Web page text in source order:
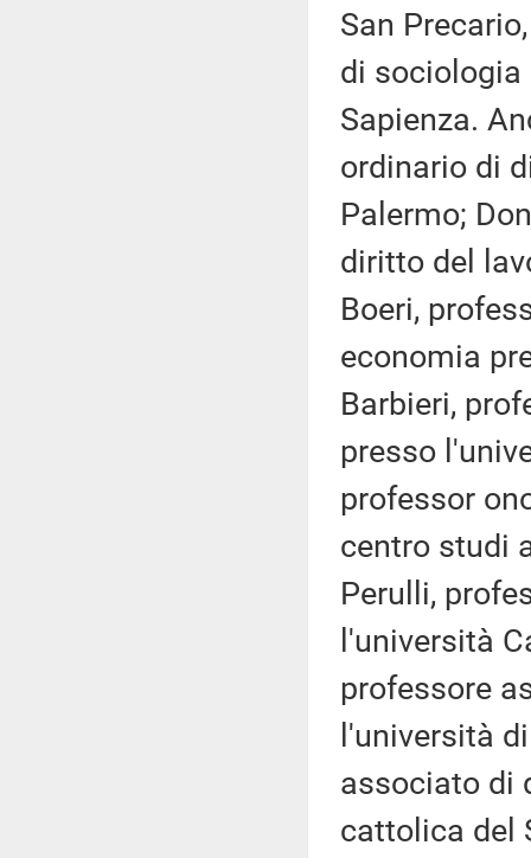
San
di sociologia
Sapienza.
ordinario di
Palermo;
diritto del
Boeri,
economia
Barbieri,
presso
professor
centro studi
Perulli,
l'università
professore
l'università
associato di
cattolica del